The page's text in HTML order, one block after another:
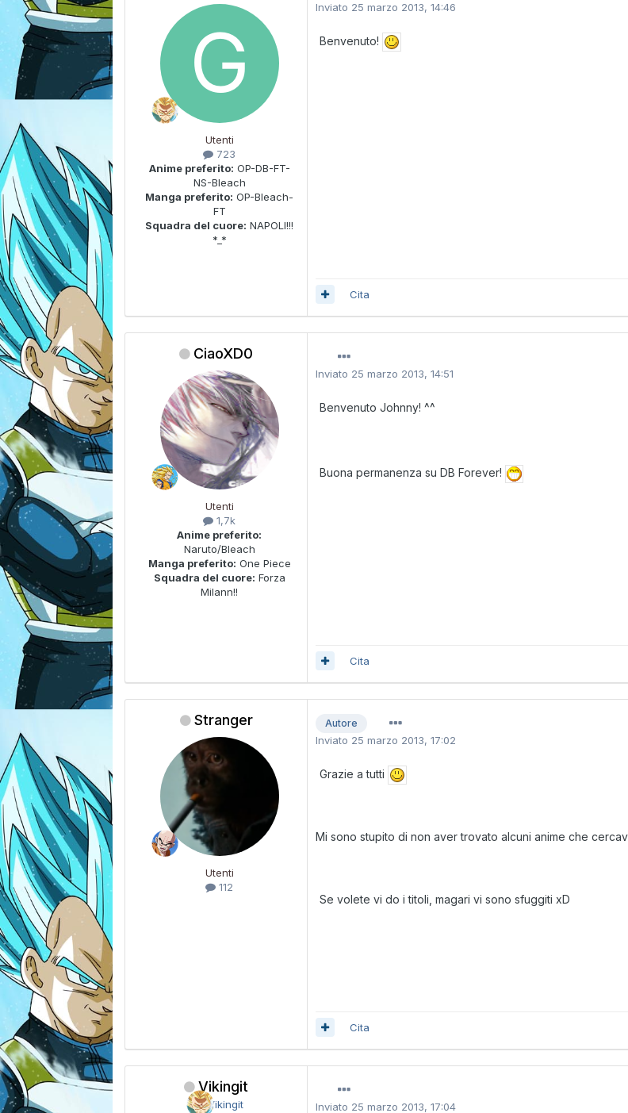
Utenti
723
Anime preferito: OP-DB-FT-
NS-Bleach
Manga preferito: OP-Bleach-
FT
Squadra del cuore: NAPOLI!!!
*_*
Inviato 25 marzo 2013, 14:46
Benvenuto!
Cita
CiaoXD0
Utenti
1,7k
Anime preferito:
Naruto/Bleach
Manga preferito: One Piece
Squadra del cuore: Forza
Milann!!
Inviato 25 marzo 2013, 14:51
Benvenuto Johnny! ^^
Buona permanenza su DB Forever!
Cita
Stranger
Utenti
112
Autore
Inviato 25 marzo 2013, 17:02
Grazie a tutti
Mi sono stupito di non aver trovato alcuni anime che
Se volete vi do i titoli, magari vi sono sfuggiti xD
Cita
Vikingit
Inviato 25 marzo 2013, 17:04